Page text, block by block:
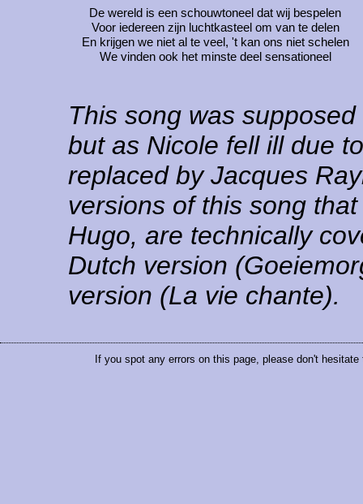
De wereld is een schouwtoneel dat wij bespelen
Voor iedereen zijn luchtkasteel om van te delen
En krijgen we niet al te veel, 't kan ons niet schelen
We vinden ook het minste deel sensationeel
This song was
but as Nicole fell ill due
replaced by Jacques
versions of this song
Hugo, are technically
Dutch version
version (La vie chante).
If you spot any errors on this page, please don't